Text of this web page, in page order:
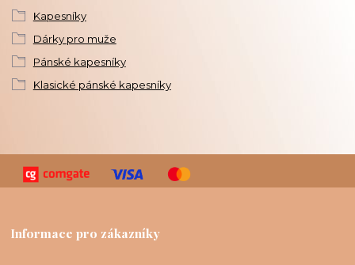
Kapesníky
Dárky pro muže
Pánské kapesníky
Klasické pánské kapesníky
Informace pro zákazníky